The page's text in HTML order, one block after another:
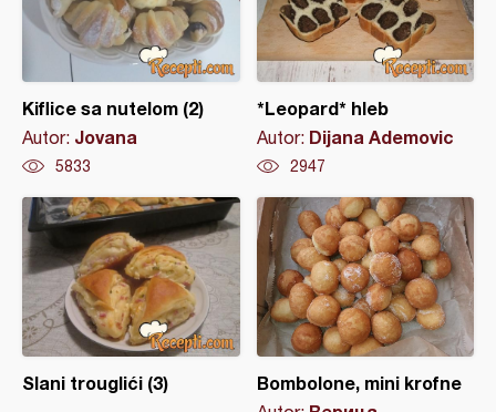
Kiflice sa nutelom (2)
Autor: Jovana
5833
*Leopard* hleb
Autor: Dijana Ademovic
2947
Slani trouglići (3) Bombolone, mini krofne